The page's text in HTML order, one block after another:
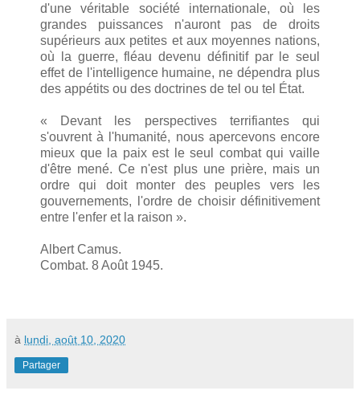
d'une véritable société internationale, où les
grandes puissances n'auront pas de droits
supérieurs aux petites et aux moyennes nations,
où la guerre, fléau devenu définitif par le seul
effet de l'intelligence humaine, ne dépendra plus
des appétits ou des doctrines de tel ou tel État.
« Devant les perspectives terrifiantes qui
s'ouvrent à l'humanité, nous apercevons encore
mieux que la paix est le seul combat qui vaille
d'être mené. Ce n'est plus une prière, mais un
ordre qui doit monter des peuples vers les
gouvernements, l'ordre de choisir définitivement
entre l'enfer et la raison ».
Albert Camus.
Combat. 8 Août 1945.
à lundi, août 10, 2020
Partager